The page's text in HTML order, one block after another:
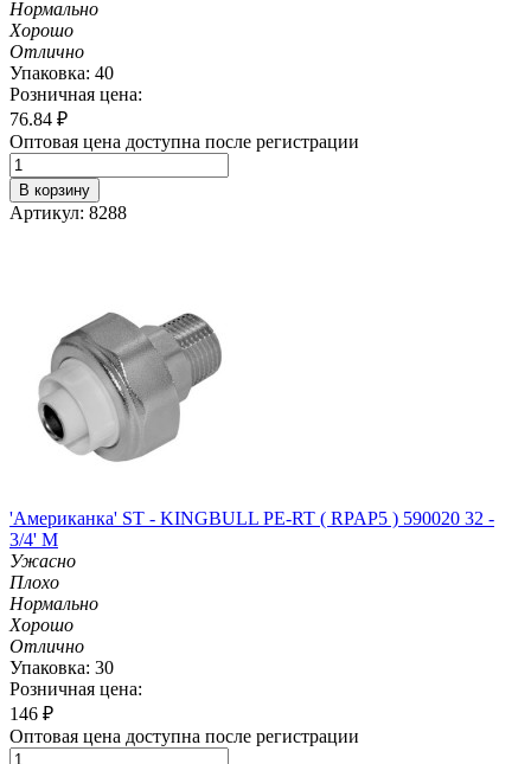
Нормально
Хорошо
Отлично
Упаковка: 40
Розничная цена:
76.84 ₽
Оптовая цена доступна после регистрации
В корзину
Артикул: 8288
'Американка' ST - KINGBULL PE-RT ( RPAP5 ) 590020 32 -
3/4' M
Ужасно
Плохо
Нормально
Хорошо
Отлично
Упаковка: 30
Розничная цена:
146 ₽
Оптовая цена доступна после регистрации